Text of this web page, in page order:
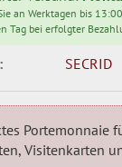
an Werktagen bis
Tag bei erfolgter
SECRID
Portemonnaie
Visitenkarten